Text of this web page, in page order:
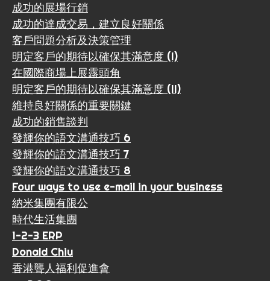
成功的展場行銷
成功的達成交易，建立良好關係
客戶問題分析及決策管理
明定客戶的期待以確保其滿意度 (I)
在國際商場上展露頭角
明定客戶的期待以確保其滿意度 (II)
維持良好關係的重要關鍵
成功的銷售談判
發輝你的語文溝通技巧 6
發輝你的語文溝通技巧 7
發輝你的語文溝通技巧 8
Four ways to use e-mail in your business
納米集團有限公
時代生活集團
1-2-3 ERP
Donald Chiu
香港聾人福利促進會